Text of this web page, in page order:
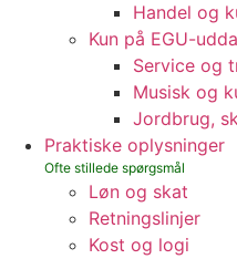
Handel og
Kun på EGU-
Service og
Musisk og
Jordbrug,
Praktiske oplysninger
Løn og skat
Retningslinjer
Kost og logi